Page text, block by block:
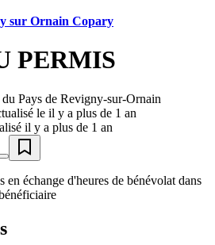
sur Ornain Copary
PERMIS
Pays de Revigny-sur-Ornain
le il y a plus de 1 an
il y a plus de 1 an
en échange d'heures de bénévolat dans